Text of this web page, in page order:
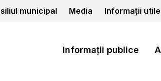
municipal Media Informații utile
Informații publice